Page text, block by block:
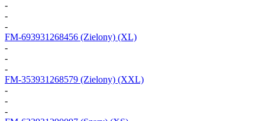
-
-
-
FM-693931268456 (Zielony) (XL)
-
-
-
FM-353931268579 (Zielony) (XXL)
-
-
-